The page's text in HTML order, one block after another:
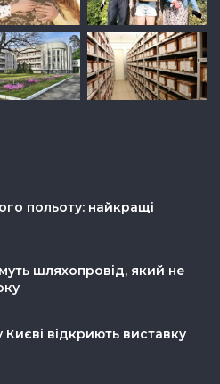
польоту: найкращі
шляхопровід, який не
відкриють виставку